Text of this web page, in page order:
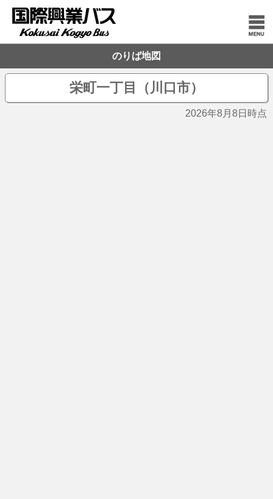
のりば地図
栄町一丁目（川口市）
2026年8月8日時点